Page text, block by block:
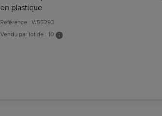
en plastique
Référence : W55293
Vendu par lot de : 10